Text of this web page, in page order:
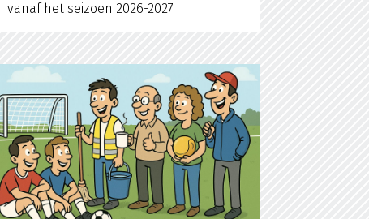
vanaf het seizoen 2026-2027